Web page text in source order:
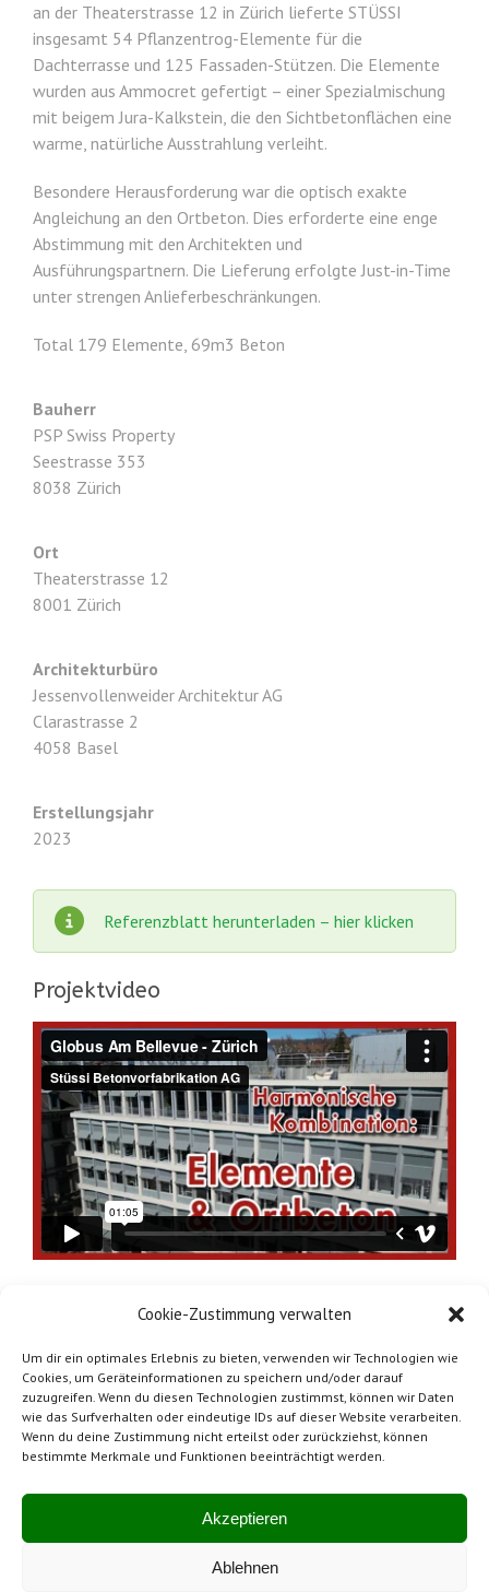
Cookie-Zustimmung verwalten
Um dir ein optimales Erlebnis zu bieten, verwenden wir Technologien wie
Cookies, um Geräteinformationen zu speichern und/oder darauf
zuzugreifen. Wenn du diesen Technologien zustimmst, können wir Daten
wie das Surfverhalten oder eindeutige IDs auf dieser Website verarbeiten.
Wenn du deine Zustimmung nicht erteilst oder zurückziehst, können
bestimmte Merkmale und Funktionen beeinträchtigt werden.
Akzeptieren
Ablehnen
an der Theaterstrasse 12 in Zürich lieferte STÜSSI
insgesamt 54 Pflanzentrog-Elemente für die
Dachterrasse und 125 Fassaden-Stützen. Die Elemente
wurden aus Ammocret gefertigt – einer Spezialmischung
mit beigem Jura-Kalkstein, die den Sichtbetonflächen eine
warme, natürliche Ausstrahlung verleiht.
Besondere Herausforderung war die optisch exakte
Angleichung an den Ortbeton. Dies erforderte eine enge
Abstimmung mit den Architekten und
Ausführungspartnern. Die Lieferung erfolgte Just-in-Time
unter strengen Anlieferbeschränkungen.
Total 179 Elemente, 69m3 Beton
Bauherr
PSP Swiss Property
Seestrasse 353
8038 Zürich
Ort
Theaterstrasse 12
8001 Zürich
Architekturbüro
Jessenvollenweider Architektur AG
Clarastrasse 2
4058 Basel
Erstellungsjahr
2023
Referenzblatt herunterladen – hier klicken
Projektvideo
Mitglied von SwissBeton